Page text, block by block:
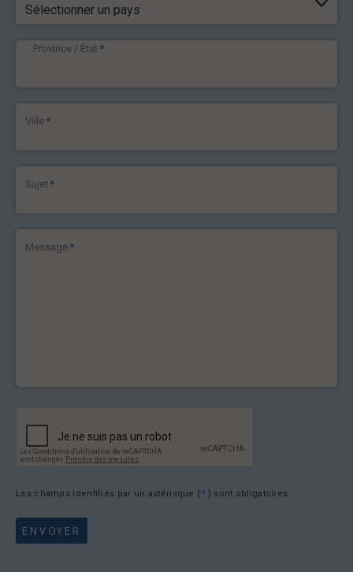
Sélectionner un pays
Province / État *
Ville *
Sujet *
Message *
Les champs identifiés par un astérisque (* ) sont obligatoires.
ENVOYER